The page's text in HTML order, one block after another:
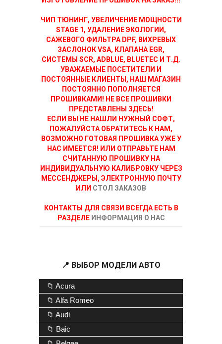
ЧИП ТЮНИНГ, УВЕЛИЧЕНИЕ МОЩНОСТИ
STAGE 1, УДАЛЕНИЕ ЭКОЛОГИИ,
САЖЕВОГО ФИЛЬТРА DPF, ВИХРЕВЫХ
ЗАСЛОНОК VSA, КЛАПАНА EGR,
СИСТЕМЫ SCR, ADBLUE, BLUETEC И Т.Д.
УВАЖАЕМЫЕ ПОСЕТИТЕЛИ И
ПОСТОЯННЫЕ КЛИЕНТЫ, НАШ МАГАЗИН
ПОСТОЯННО ПОПОЛНЯЕТСЯ
ПРОШИВКАМИ! НЕ ВСЕ ПРОШИВКИ
ПРЕДСТАВЛЕНЫ ЗДЕСЬ!
ЕСЛИ ВЫ НЕ НАШЛИ НУЖНЫЙ СОФТ,
ПОЖАЛУЙСТА ОБРАТИТЕСЬ К НАМ,
ВОЗМОЖНО ГОТОВАЯ ПРОШИВКА УЖЕ У
НАС ИМЕЕТСЯ! ИЛИ ОТПРАВЬТЕ НАМ
СЧИТАННУЮ ПРОШИВКУ НА
ИНДИВИДУАЛЬНУЮ КАЛИБРОВКУ ЧЕРЕЗ
МЕССЕНДЖЕРЫ, ЭЛЕКТРОННУЮ ПОЧТУ
ИЛИ СТОЛ ЗАКАЗОВ
КОНТАКТЫ ДЛЯ СВЯЗИ ВСЕГДА ЕСТЬ В
РАЗДЕЛЕ ИНФОРМАЦИЯ О НАС
📍 ВЫБОР МОДЕЛИ АВТО
📁 Acura
📁 Alfa Romeo
📁 Audi
📁 Baic